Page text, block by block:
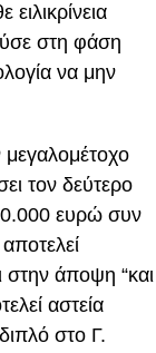
στη φάση
να μην
τον δεύτερο
ευρώ συν
στην άποψη “και
αστεία
στο Γ.